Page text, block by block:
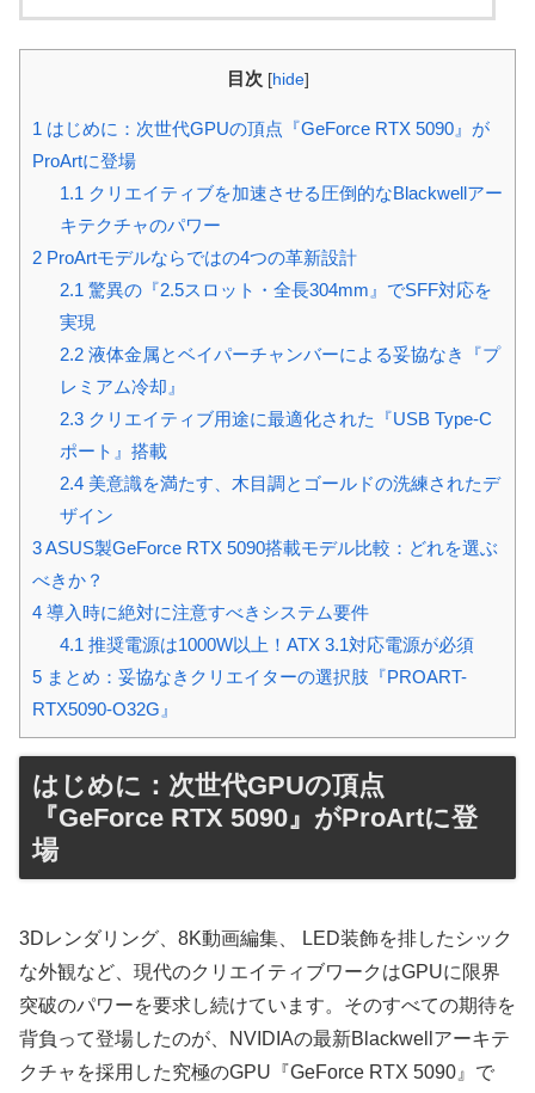
目次 [hide]
1 はじめに：次世代GPUの頂点『GeForce RTX 5090』が
ProArtに登場
1.1 クリエイティブを加速させる圧倒的なBlackwellアー
キテクチャのパワー
2 ProArtモデルならではの4つの革新設計
2.1 驚異の『2.5スロット・全長304mm』でSFF対応を
実現
2.2液体金属とベイパーチャンバーによる妥協なき『プ
レミアム冷却』
2.3クリエイティブ用途に最適化された『USB Type-C
ポート』搭載
2.4美意識を満たす、木目調とゴールドの洗練されたデ
ザイン
3ASUS製GeForce RTX 5090搭載モデル比較：どれを選ぶ
べきか？
4 導入時に絶対に注意すべきシステム要件
4.1 推奨電源は1000W以上！ATX 3.1対応電源が必須
5 まとめ：妥協なきクリエイターの選択肢『PROART-
RTX5090-O32G』
はじめに：次世代GPUの頂点
『GeForce RTX 5090』がProArtに登
場
3Dレンダリング、8K動画編集、 LED装飾を排したシック
な外観など、現代のクリエイティブワークはGPUに限界
突破のパワーを要求し続けています。そのすべての期待を
背負って登場したのが、NVIDIAの最新Blackwellアーキテ
クチャを採用した究極のGPU『GeForce RTX 5090』で